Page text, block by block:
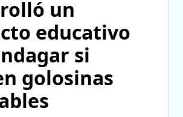
un
educativo
si
golosinas